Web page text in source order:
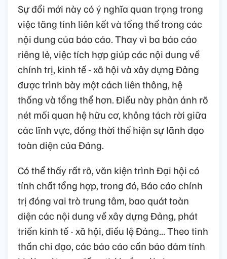
Sự đổi mới này có ý nghĩa quan trọng trong
việc tăng tính liên kết và tổng thể trong các
nội dung của báo cáo. Thay vì ba báo cáo
riêng lẻ, việc tích hợp giúp các nội dung về
chính trị, kinh tế - xã hội và xây dựng Đảng
được trình bày một cách liên thông, hệ
thống và tổng thể hơn. Điều này phản ánh rõ
nét mối quan hệ hữu cơ, không tách rời giữa
các lĩnh vực, đồng thời thể hiện sự lãnh đạo
toàn diện của Đảng.
Có thể thấy rất rõ, văn kiện trình Đại hội có
tính chất tổng hợp, trong đó, Báo cáo chính
trị đóng vai trò trung tâm, bao quát toàn
diện các nội dung về xây dựng Đảng, phát
triển kinh tế - xã hội, điều lệ Đảng... Theo tinh
thần chỉ đạo, các báo cáo cần bảo đảm tính